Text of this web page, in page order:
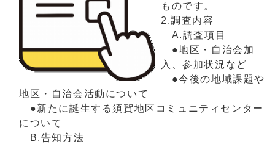
ものです。
2.調査内容
A.調査項目
●地区・自治会加
入、参加状況など
●今後の地域課題や
地区・自治会活動について
●新たに誕生する須賀地区コミュニティセンター
について
B.告知方法